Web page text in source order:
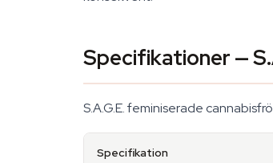
Specifikationer —
S.A.G.E. feminiserade
Specifikation